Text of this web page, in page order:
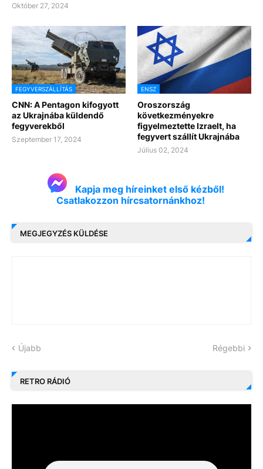
Október 27, 2024
FEGYVERSZÁLLÍTÁS
CNN: A Pentagon kifogyott
az Ukrajnába küldendő
fegyverekből
Szeptember 17, 2024
ENSZ
Oroszország
következményekre
figyelmeztette Izraelt, ha
fegyvert szállít Ukrajnába
Július 02, 2024
Kapja meg híreinket első kézből!
Csatlakozzon hírcsatornánkhoz!
MEGJEGYZÉS KÜLDÉSE
Újabb Régebbi
RETRO RÁDIÓ